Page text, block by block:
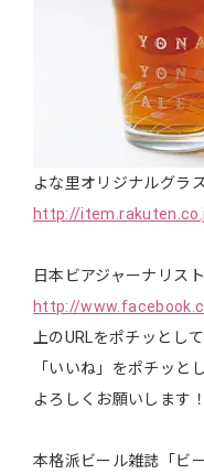
よな里オリジナルグラス
http://
日本ビアジャーナリス
http://
上のURLをポチッとし
「いいね」をポチッと
よろしくお願いします！
本格派ビール雑誌「ビ